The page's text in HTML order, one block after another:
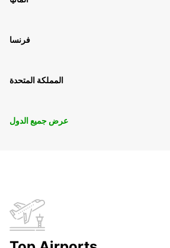
فرنسا
المملكة المتحدة
عرض جميع الدول